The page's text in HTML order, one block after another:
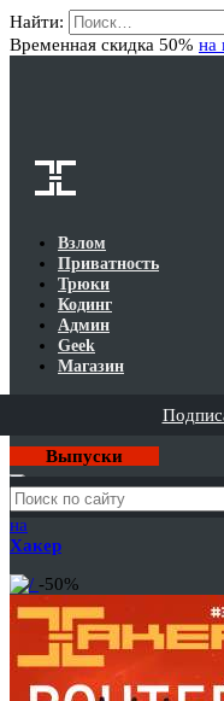
Найти:
Временная скидка 50% на
Взлом
Приватность
Трюки
Кодинг
Админ
Geek
Магазин
Выпуски
Годовая
подписка
на
Хакер
-50%